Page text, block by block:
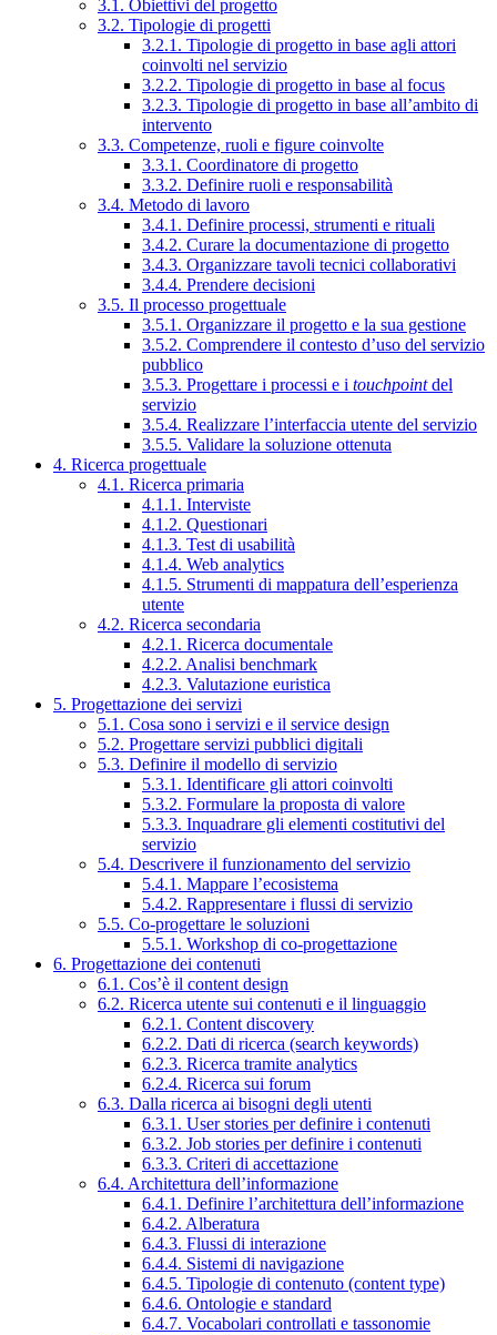
3.1. Obiettivi del progetto
3.2. Tipologie di progetti
3.2.1. Tipologie di progetto in base agli attori
coinvolti nel servizio
3.2.2. Tipologie di progetto in base al focus
3.2.3. Tipologie di progetto in base all’ambito di
intervento
3.3. Competenze, ruoli e figure coinvolte
3.3.1. Coordinatore di progetto
3.3.2. Definire ruoli e responsabilità
3.4. Metodo di lavoro
3.4.1. Definire processi, strumenti e rituali
3.4.2. Curare la documentazione di progetto
3.4.3. Organizzare tavoli tecnici collaborativi
3.4.4. Prendere decisioni
3.5. Il processo progettuale
3.5.1. Organizzare il progetto e la sua gestione
3.5.2. Comprendere il contesto d’uso del servizio
pubblico
3.5.3. Progettare i processi e i touchpointdel
servizio
3.5.4. Realizzare l’interfaccia utente del servizio
3.5.5. Validare la soluzione ottenuta
4. Ricerca progettuale
4.1. Ricerca primaria
4.1.1. Interviste
4.1.2. Questionari
4.1.3. Test di usabilità
4.1.4. Web analytics
4.1.5. Strumenti di mappatura dell’esperienza
utente
4.2. Ricerca secondaria
4.2.1. Ricerca documentale
4.2.2. Analisi benchmark
4.2.3. Valutazione euristica
5. Progettazione dei servizi
5.1. Cosa sono i servizi e il service design
5.2. Progettare servizi pubblici digitali
5.3. Definire il modello di servizio
5.3.1. Identificare gli attori coinvolti
5.3.2. Formulare la proposta di valore
5.3.3. Inquadrare gli elementi costitutivi del
servizio
5.4. Descrivere il funzionamento del servizio
5.4.1. Mappare l’ecosistema
5.4.2. Rappresentare i flussi di servizio
5.5. Co-progettare le soluzioni
5.5.1. Workshop di co-progettazione
6. Progettazione dei contenuti
6.1. Cos’è il content design
6.2. Ricerca utente sui contenuti e il linguaggio
6.2.1. Content discovery
6.2.2. Dati di ricerca (search keywords)
6.2.3. Ricerca tramite analytics
6.2.4. Ricerca sui forum
6.3. Dalla ricerca ai bisogni degli utenti
6.3.1. User stories per definire i contenuti
6.3.2. Job stories per definire i contenuti
6.3.3. Criteri di accettazione
6.4. Architettura dell’informazione
6.4.1. Definire l’architettura dell’informazione
6.4.2. Alberatura
6.4.3. Flussi di interazione
6.4.4. Sistemi di navigazione
6.4.5. Tipologie di contenuto (content type)
6.4.6. Ontologie e standard
6.4.7. Vocabolari controllati e tassonomie